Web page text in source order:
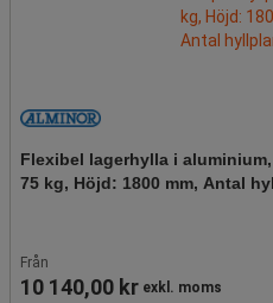
Flexibel lagerhylla i
75 kg, Höjd: 1800 mm, Antal
Från
10 140,00 kr exkl. moms